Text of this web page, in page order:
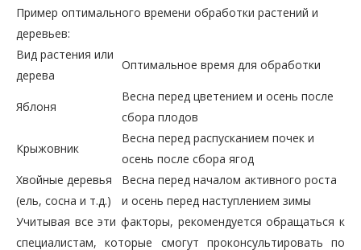
Пример оптимального времени обработки растений и
деревьев:
Вид растения или
дерева
Оптимальное время для обработки
Яблоня
Весна перед цветением и осень после
сбора плодов
Крыжовник
Весна перед распусканием почек и
осень после сбора ягод
Хвойные деревья
(ель, сосна и т.д.)
Весна перед началом активного роста
и осень перед наступлением зимы
Учитывая все эти факторы, рекомендуется обращаться к
специалистам, которые смогут проконсультировать по